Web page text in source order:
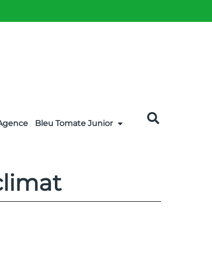
Bleu Tomate Junior